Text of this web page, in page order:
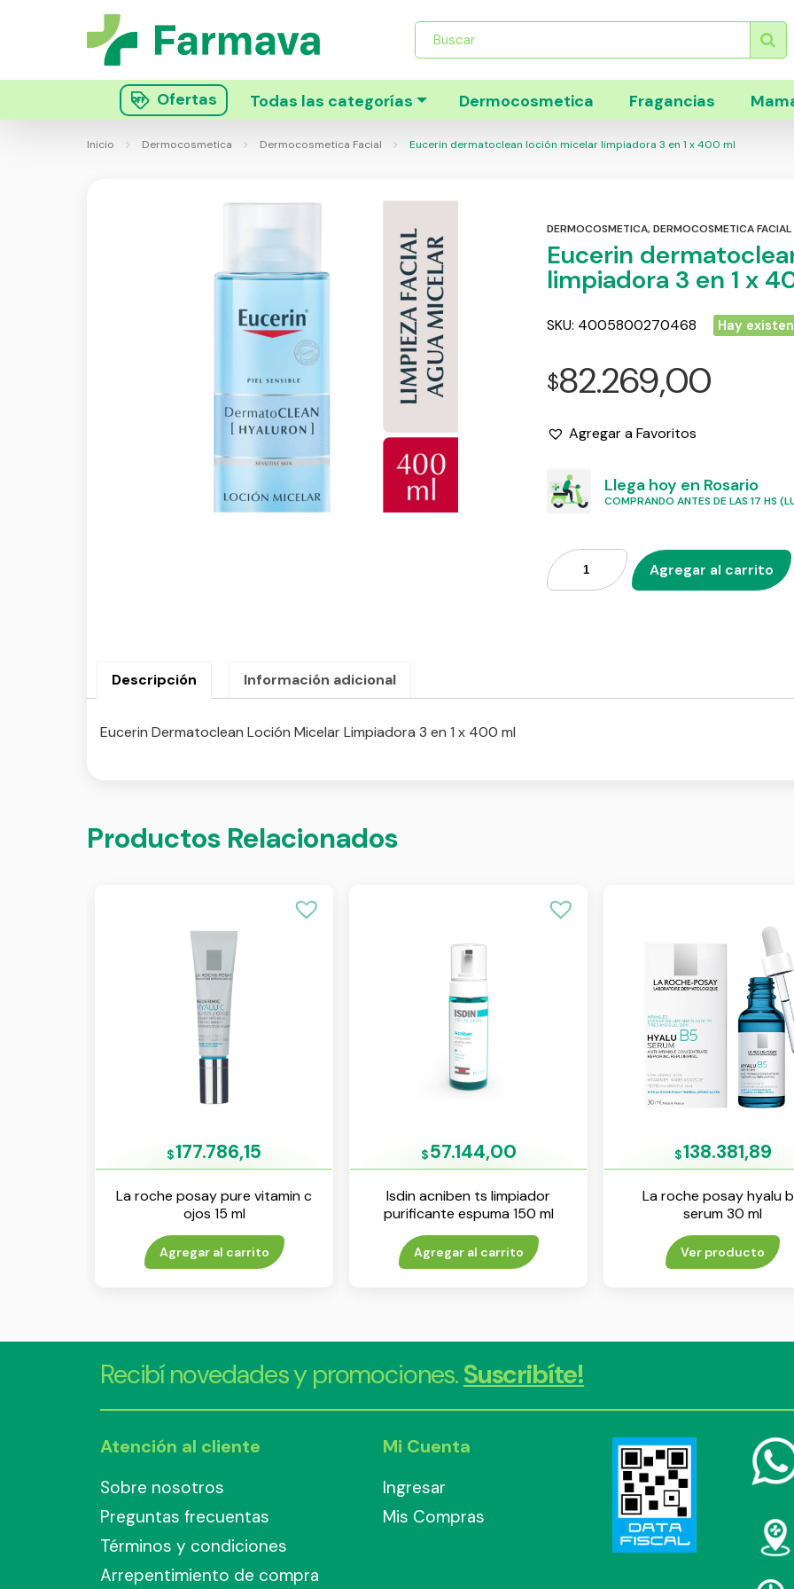
Búsqueda
productos
Ofertas Todas las categorías Dermocosmetica Fragancias
Inicio Dermocosmetica Dermocosmetica Facial Eucerin dermatoclean loción micelar limpiadora 3 en 1 x 400 ml
DERMOCOSMETICA,DERMOCOSMETICA FACIAL
Eucerin
limpiadora 3 en 1 x
SKU: 4005800270468 Hay
$82.269,00
Agregar a Favoritos
Llega hoy en Rosario
COMPRANDO ANTES DE LAS 17 HS
Agregar al carrito
Descripción Información adicional
Eucerin Dermatoclean Loción Micelar Limpiadora 3 en 1 x 400 ml
Productos Relacionados
$177.786,15
La roche posay pure vitamin c
ojos 15 ml
Agregar al carrito
$57.144,00
Isdin acniben ts limpiador
purificante espuma 150 ml
Agregar al carrito
$138.381,89
La roche posay hyalu
serum 30 ml
Ver producto
Recibí novedades y promociones.Suscribíte!
Atención al cliente
Sobre nosotros
Preguntas frecuentas
Términos y condiciones
Arrepentimiento de compra
Mi Cuenta
Ingresar
Mis Compras